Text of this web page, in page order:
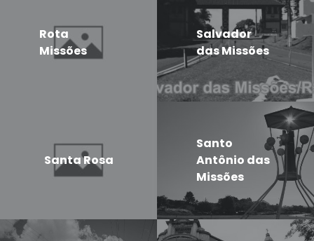
Rota
Missões
Salvador
das Missões
Santa Rosa
Santo
Antônio das
Missões